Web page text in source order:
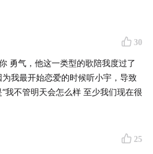
一档以「音乐爱好者、乐迷」
节目，我想用自己微薄的力量，
的音乐。
30
勇气，他这一类型的歌陪我度过了
我最开始恋爱的时候听小宇，导致
我不管明天会怎么样 至少我们现在很
25